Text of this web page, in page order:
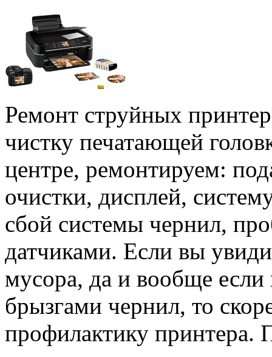
Ремонт струйных
чистку печатающей
центре, ремонтируем:
очистки, дисплей,
сбой системы чернил,
датчиками. Если вы
мусора, да и вообще если
брызгами чернил, то
профилактику